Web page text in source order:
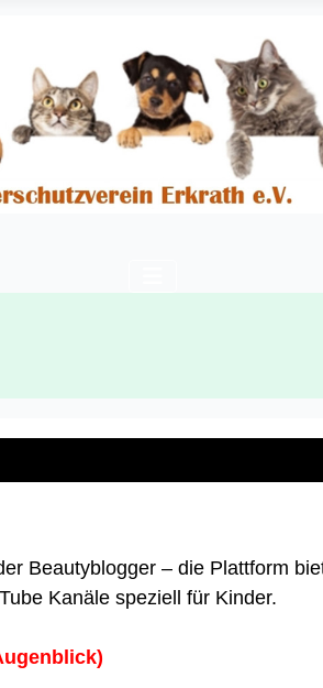
Beautyblogger – die Plattform
Kanäle speziell für Kinder.